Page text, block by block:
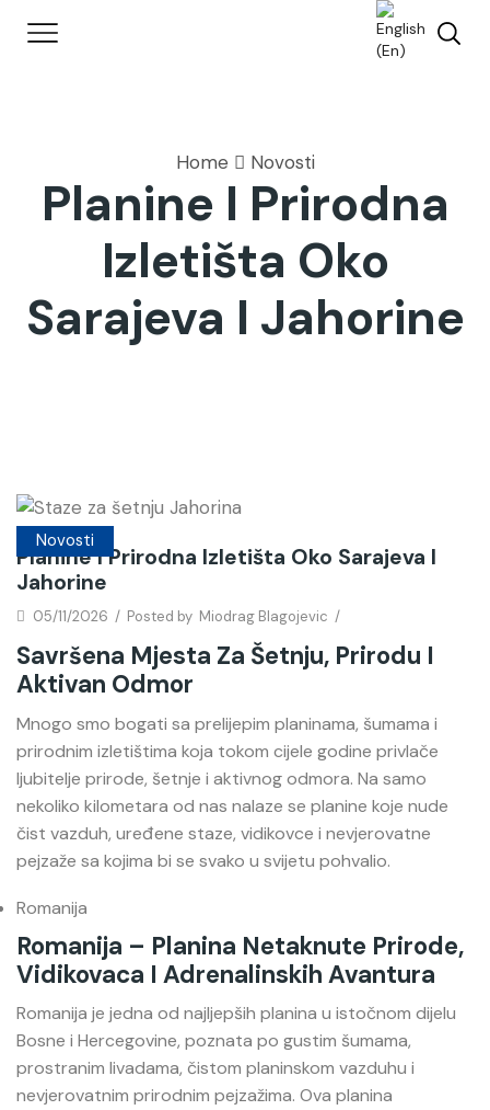
Home Novosti
Planine I Prirodna
Izletišta Oko
Sarajeva I Jahorine
Novosti
Planine I Prirodna Izletišta Oko Sarajeva I
Jahorine
05/11/2026 / Posted by Miodrag Blagojevic /
Savršena Mjesta Za Šetnju, Prirodu I
Aktivan Odmor
Mnogo smo bogati sa prelijepim planinama, šumama i
prirodnim izletištima koja tokom cijele godine privlače
ljubitelje prirode, šetnje i aktivnog odmora. Na samo
nekoliko kilometara od nas nalaze se planine koje nude
čist vazduh, uređene staze, vidikovce i nevjerovatne
pejzaže sa kojima bi se svako u svijetu pohvalio.
Romanija
Romanija – Planina Netaknute Prirode,
Vidikovaca I Adrenalinskih Avantura
Romanija je jedna od najljepših planina u istočnom dijelu
Bosne i Hercegovine, poznata po gustim šumama,
prostranim livadama, čistom planinskom vazduhu i
nevjerovatnim prirodnim pejzažima. Ova planina